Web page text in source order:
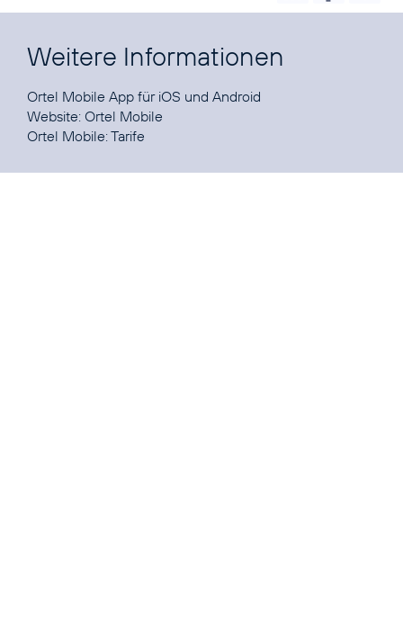
Weitere Informationen
Ortel Mobile App für iOS und Android
Website: Ortel Mobile
Ortel Mobile:Tarife